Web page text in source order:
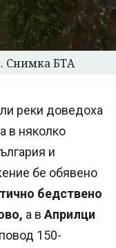
Снимка БТА
реки доведоха
в няколко
и
бе обявено
бедствено
а в Априлци
150-